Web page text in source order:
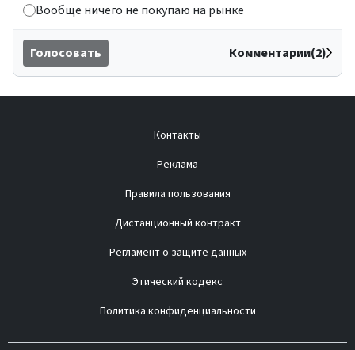
Вообще ничего не покупаю на рынке
Голосовать Комментарии(2)
Контакты
Реклама
Правила пользования
Дистанционный контракт
Регламент о защите данных
Этический кодекс
Политика конфиденциальности